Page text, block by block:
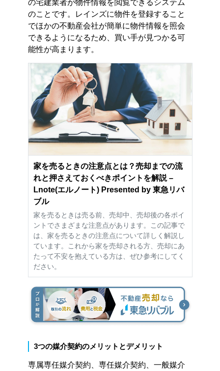
の宅建業者が物件情報を閲覧できるシステム
のことです。レインズに物件を登録すること
でほかの不動産会社が簡単に物件情報を照会
できるようになるため、買い手が見つかる可
能性が高まります。
家を売るときの注意点とは？売却までの流
れと押さえておくべきポイントを解説 –
Lnote(エルノート) Presented by 東急リバ
ブル
家を売るときは売る前、売却中、売却後の各ポイ
ントでさまざまな注意点があります。この記事で
は、家を売るときの注意点について詳しく解説し
ています。これから家を売却される方、売却にあ
たって不安を抱えている方は、ぜひ参考にしてく
ださい。
3つの媒介契約のメリットとデメリット
専属専任媒介契約、専任媒介契約、一般媒介